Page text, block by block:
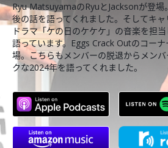
Ryu MatsuyamaのRyuとJacksonが登場
後の話を語ってくれました。そしてキ
ドラマ「ケの日のケケケ」の音楽を担
語っています。Eggs Crack Outのコー
場。こちらもメンバーの脱退からメン
クな2024年を語ってくれました。